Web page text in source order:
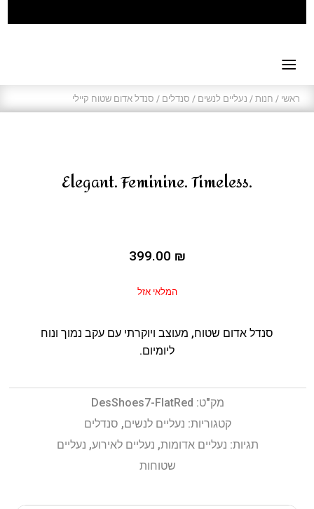
ראשי / חנות / נעליים לנשים / סנדלים / סנדל אדום שטוח קיילי
.Elegant. Feminine. Timeless
399.00 ₪
המלאי אזל
סנדל אדום שטוח, מעוצב ויוקרתי עם עקב נמוך ונוח
ליומיום.
מק"ט: DesShoes7-FlatRed
קטגוריות: נעליים לנשים, סנדלים
תגיות: נעליים אדומות, נעליים לאירוע, נעליים
שטוחות